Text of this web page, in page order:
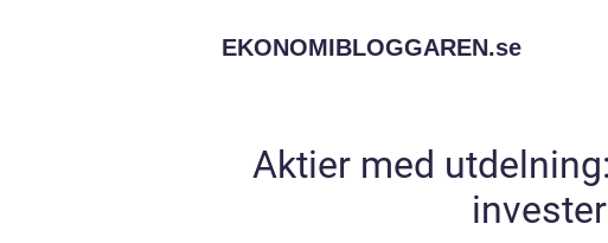
EKONOMIBLOGGAREN.se
Aktier med